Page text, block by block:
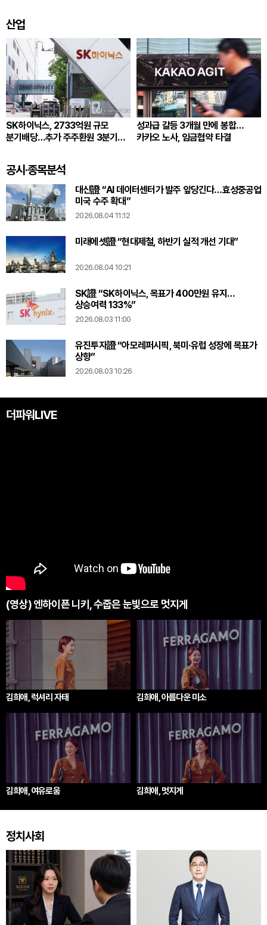
산업
SK하이닉스, 2733억원 규모
분기배당…추가 주주환원 3분기
성과급 갈등 3개월 만에 봉합…
카카오 노사, 임금협약 타결
공시·종목분석
대신證 “AI 데이터센터가 발주 앞당긴다…효성중공업
미국 수주 확대”
2026.08.04 11:12
미래에셋證 “현대제철, 하반기 실적 개선 기대”
2026.08.04 10:21
SK證 “SK하이닉스, 목표가 400만원 유지…
상승여력 133%”
2026.08.03 11:00
유진투자證 “아모레퍼시픽, 북미·유럽 성장에 목표가
상향”
2026.08.03 10:26
더파워LIVE
(영상) 엔하이픈 니키, 수줍은 눈빛으로 멋지게
김희애, 럭셔리 자태 김희애, 아름다운 미소
김희애, 여유로움 김희애, 멋지게
정치사회